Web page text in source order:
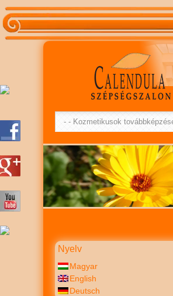
Nyelv
Magyar
English
Deutsch